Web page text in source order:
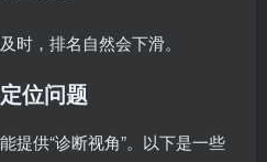
时，排名自然会下滑。
位问题
提供“诊断视角”。以下是一些